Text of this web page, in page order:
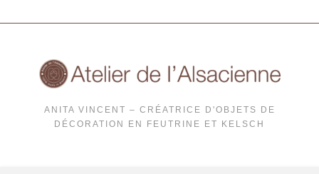
ANITA VINCENT – CRÉATRICE D'OBJETS DE
DÉCORATION EN FEUTRINE ET KELSCH